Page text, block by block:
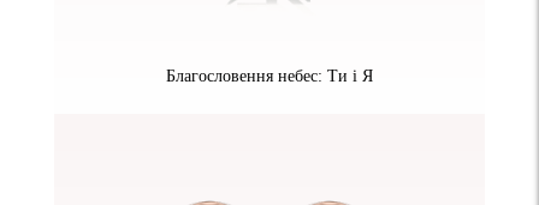
Благословення небес: Ти і Я